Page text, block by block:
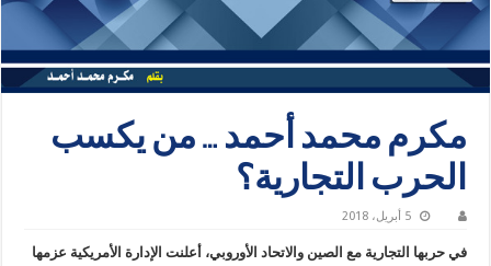
مكرم محمد أحمد … من يكسب
الحرب التجارية؟
5 أبريل، 2018
في حربها التجارية مع الصين والاتحاد الأوروبي، أعلنت الإدارة الأمريكية عزمها